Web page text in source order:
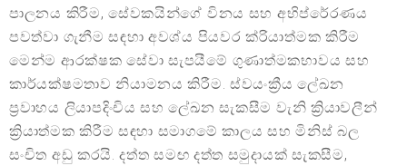
පාලනය කිරීම, සේවකයින්ගේ විනය සහ අභිප්රේරණය
පවත්වා ගැනීම සඳහා අවශ්ය පියවර ක්රියාත්මක කිරීම
මෙන්ම ආරක්ෂක සේවා සැපයීමේ ගුණාත්මකභාවය සහ
කාර්යක්ෂමතාව නියාමනය කිරීම. ස්වයංක්‍රීය ලේඛන
ප්‍රවාහය ලියාපදිංචිය සහ ලේඛන සැකසීම වැනි ක්‍රියාවලීන්
ක්‍රියාත්මක කිරීම සඳහා සමාගමේ කාලය සහ මිනිස් බල
සංචිත අඩු කරයි. දත්ත සමඟ දත්ත සමුදායක් සැකසීම,